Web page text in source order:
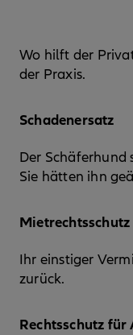
Wo hilft der
der Praxis.
Schadenersatz
Der Schäferhund
Sie hätten ihn
Mietrechtsschutz
Ihr einstiger
zurück.
Rechtsschutz